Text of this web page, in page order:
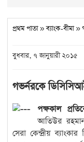
প্রথম পাতা»ব্যাংক-বীমা»
বুধবার, ৭ জানুয়ারী ২০১৫
গভর্নরকে
পক্ষকাল
আতিউর
সেরা কেন্দ্রীয়